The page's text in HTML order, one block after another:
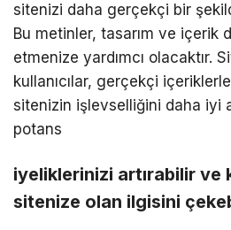
sitenizi daha gerçekçi bir
Bu metinler, tasarım ve içerik
etmenize yardımcı olacaktır.
kullanıcılar, gerçekçi
sitenizin işlevselliğini daha iyi
potans
iyeliklerinizi artırabilir ve
sitenize olan ilgisini